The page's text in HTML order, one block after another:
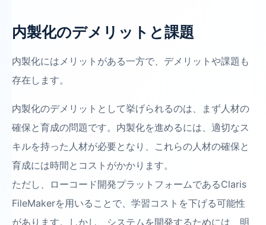
内製化のデメリットと課題
内製化にはメリットがある一方で、デメリットや課題も
存在します。
内製化のデメリットとして挙げられるのは、まず人材の
確保と育成の問題です。内製化を進めるには、適切なス
キルを持った人材が必要となり、これらの人材の確保と
育成には時間とコストがかかります。
ただし、ローコード開発プラットフォームであるClaris
FileMakerを用いることで、学習コストを下げる可能性
があります。しかし、システムを開発するためには、明